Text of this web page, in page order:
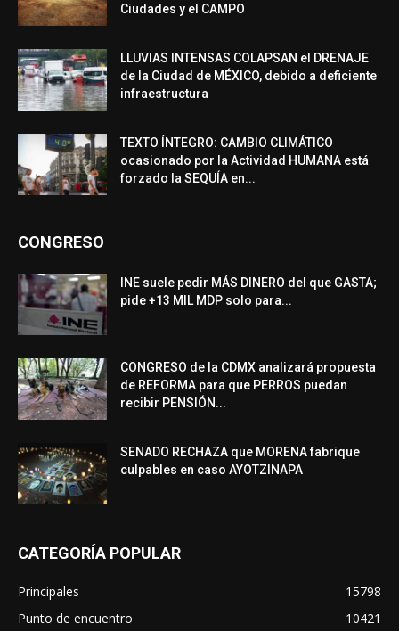
Ciudades y el CAMPO
LLUVIAS INTENSAS COLAPSAN el DRENAJE
de la Ciudad de MÉXICO, debido a deficiente
infraestructura
TEXTO ÍNTEGRO: CAMBIO CLIMÁTICO
ocasionado por la Actividad HUMANA está
forzado la SEQUÍA en...
CONGRESO
INE suele pedir MÁS DINERO del que GASTA;
pide +13 MIL MDP solo para...
CONGRESO de la CDMX analizará propuesta
de REFORMA para que PERROS puedan
recibir PENSIÓN...
SENADO RECHAZA que MORENA fabrique
culpables en caso AYOTZINAPA
CATEGORÍA POPULAR
Principales
15798
Punto de encuentro
10421